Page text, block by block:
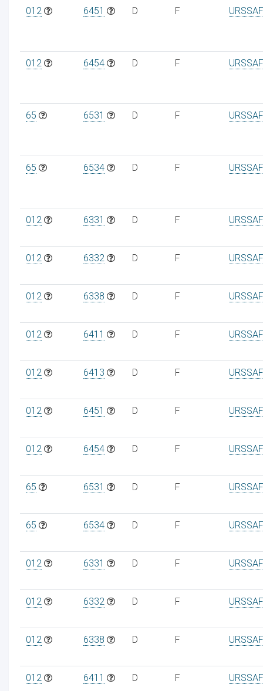
012 6451 D F
012 6454 D F
65 6531 D F
65 6534 D F
012 6331 D F
012 6332 D F
012 6338 D F
012 6411 D F
012 6413 D F
012 6451 D F
012 6454 D F
65 6531 D F
65 6534 D F
012 6331 D F
012 6332 D F
012 6338 D F
012 6411 D F